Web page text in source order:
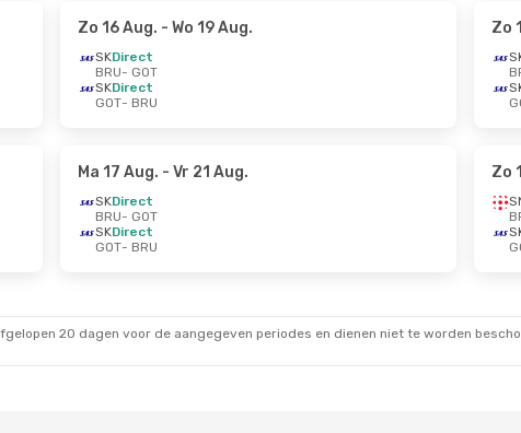
Zo 16 Aug. - Wo 19 Aug.
SKDirect
BRU- GOT
SKDirect
GOT- BRU
Zo
Ma 17 Aug. - Vr 21 Aug.
SKDirect
BRU- GOT
SKDirect
GOT- BRU
Zo
20 dagen voor de aangegeven periodes en dienen niet te worden